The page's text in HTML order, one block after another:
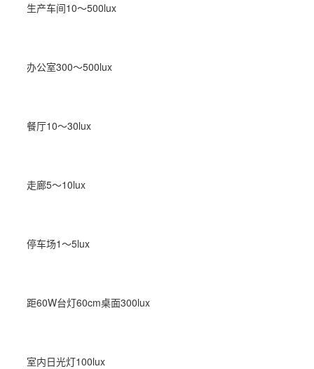
生产车间10～500lux
办公室300～500lux
餐厅10～30lux
走廊5～10lux
停车场1～5lux
距60W台灯60cm桌面300lux
室内日光灯100lux